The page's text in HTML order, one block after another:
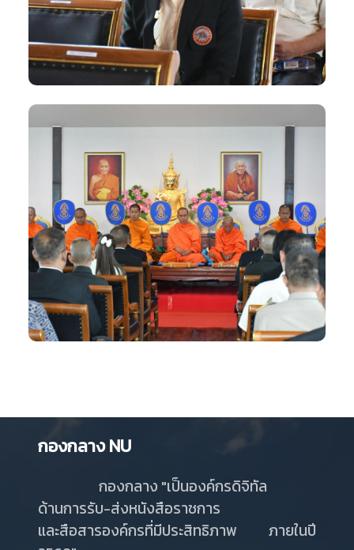
กองกลาง NU
กองกลาง "เป็นองค์กรดิจิทัล
ด้านการรับ-ส่งหนังสือราชการ
และสือสารองค์กรที่มีประสิทธิภาพ ภายในปี